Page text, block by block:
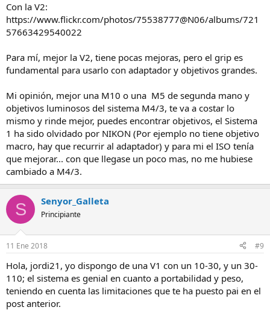
Con la V2:
https://www.flickr.com/photos/75538777@N06/albums/721
57663429540022
Para mí, mejor la V2, tiene pocas mejoras, pero el grip es
fundamental para usarlo con adaptador y objetivos grandes.
Mi opinión, mejor una M10 o una M5 de segunda mano y
objetivos luminosos del sistema M4/3, te va a costar lo
mismo y rinde mejor, puedes encontrar objetivos, el Sistema
1 ha sido olvidado por NIKON (Por ejemplo no tiene objetivo
macro, hay que recurrir al adaptador) y para mi el ISO tenía
que mejorar... con que llegase un poco mas, no me hubiese
cambiado a M4/3.
S Senyor_Galleta
Principiante
11 Ene 2018 #9
Hola, jordi21, yo dispongo de una V1 con un 10-30, y un 30-
110; el sistema es genial en cuanto a portabilidad y peso,
teniendo en cuenta las limitaciones que te ha puesto pai en el
post anterior.